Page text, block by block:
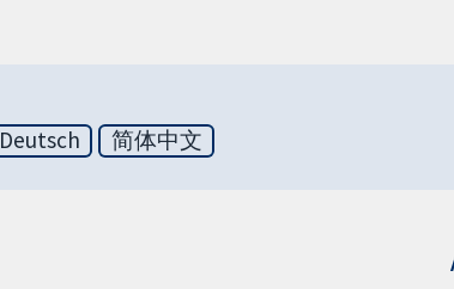
Deutsch 简体中文